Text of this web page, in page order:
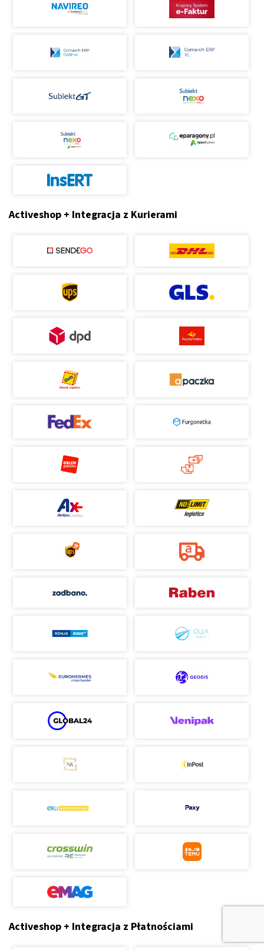
Activeshop + Integracja z Kurierami
Activeshop + Integracja z Płatnościami